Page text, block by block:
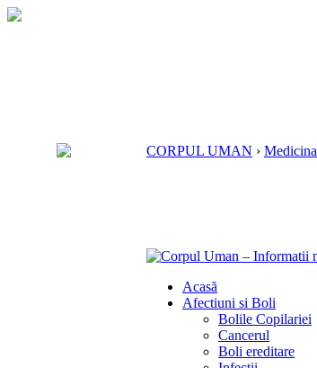
CORPUL UMAN › Medicina
Acasă
Afectiuni si Boli
Bolile Copilariei
Cancerul
Boli ereditare